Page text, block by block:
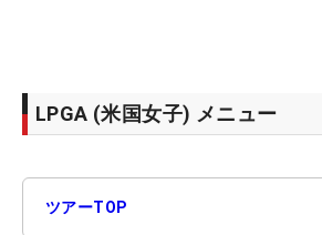
LPGA (米国女子) メニュー
ツアーTOP